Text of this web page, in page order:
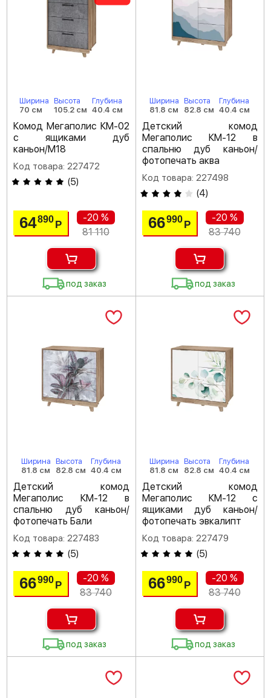
Ширина
70 см
Высота
105.2 см
Глубина
40.4 см
Комод Мегаполис КМ-02
с ящиками дуб
каньон/M18
Код товара: 227472
(5)
64890Р
-20 %
81 110
под заказ
Ширина
81.8 см
Высота
82.8 см
Глубина
40.4 см
Детский комод
Мегаполис КМ-12 в
спальню дуб каньон/
фотопечать аква
Код товара: 227498
(4)
66990 Р
-20 %
83 740
под заказ
Ширина
81.8 см
Высота
82.8 см
Глубина
40.4 см
Детский комод
Мегаполис КМ-12 в
спальню дуб каньон/
фотопечать Бали
Код товара: 227483
(5)
66990Р
-20 %
83 740
под заказ
Ширина
81.8 см
Высота
82.8 см
Глубина
40.4 см
Детский комод
Мегаполис КМ-12 с
ящиками дуб каньон/
фотопечать эвкалипт
Код товара: 227479
(5)
66990 Р
-20 %
83 740
под заказ